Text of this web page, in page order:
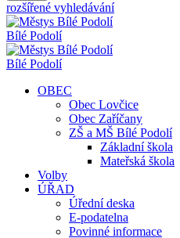
rozšířené vyhledávání
Bílé Podolí
Bílé Podolí
OBEC
Obec Lovčice
Obec Zaříčany
ZŠ a MŠ Bílé Podolí
Základní škola
Mateřská škola
Volby
ÚŘAD
Úřední deska
E-podatelna
Povinné informace